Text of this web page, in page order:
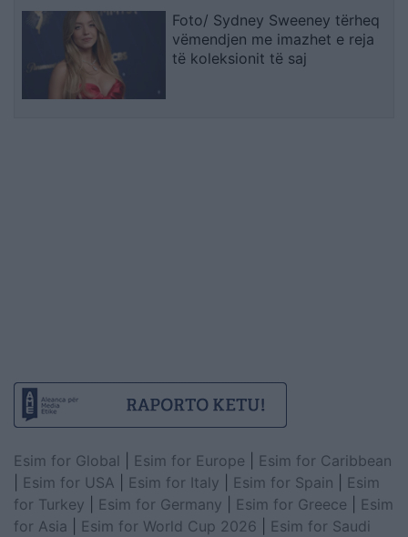
Foto/ Sydney Sweeney tërheq
vëmendjen me imazhet e reja
të koleksionit të saj
Esim for Global Esim for Europe
Esim for Caribbean
Esim for USA Esim for Italy Esim for Spain
Esim
for Turkey
Esim for Germany Esim for Greece
Esim
for Asia
Esim for World Cup 2026
Esim for Saudi